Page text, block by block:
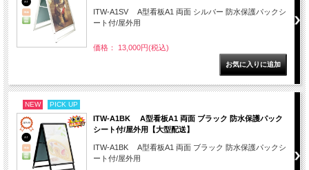
ITW-A1SV A型看板A1 両面 シルバー 防水保護パックシ
ート付/屋外用
価格： 13,000円(税込)
NEW PICK UP
ITW-A1BK A型看板A1 両面 ブラック 防水保護パック
シート付/屋外用【大型配送】
ITW-A1BK A型看板A1 両面 ブラック 防水保護パックシ
ート付/屋外用